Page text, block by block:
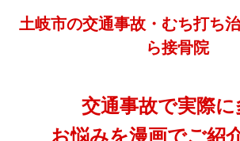
土岐市の交通事故・むち打ち
ら接骨院
交通事故で実際に
お悩みを漫画でご紹